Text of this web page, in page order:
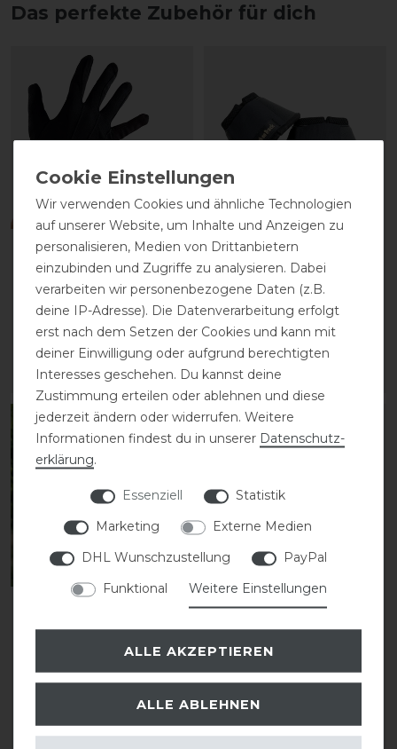
Das perfekte Zubehör für dich
Back on Track
Handschuhe
Paar
ARTIKEL MERKEN
Back on Track
Hufglocken
Paar
ARTIKEL MERKEN
-15% -10%
Back on Track
Vorderbein
Wir verwenden Cookies und ähnliche Technologien
auf unserer Website, um Inhalte und Anzeigen zu
personalisieren, Medien von Drittanbietern
einzubinden und Zugriffe zu analysieren. Dabei
verarbeiten wir personenbezogene Daten (z.B.
deine IP-Adresse). Die Datenverarbeitung erfolgt
erst nach dem Setzen der Cookies und kann mit
deiner Einwilligung oder aufgrund berechtigten
Interesses geschehen. Du kannst deine
Zustimmung erteilen oder ablehnen und diese
jederzeit ändern oder widerrufen. Weitere
Informationen findest du in unserer Daten­schutz­
erklärung.
Essenziell
Statistik
Marketing
Externe Medien
DHL Wunschzustellung
PayPal
Funktional
Weitere Einstellungen
ALLE AKZEPTIEREN
ALLE ABLEHNEN